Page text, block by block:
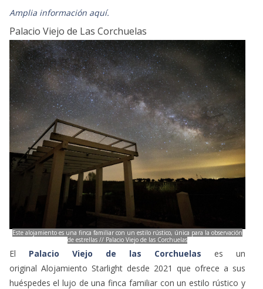
Amplia información aquí.
Palacio Viejo de Las Corchuelas
Este alojamiento es una finca familiar con un estilo rústico, única para la observación
de estrellas // Palacio Viejo de las Corchuelas
El Palacio Viejo de las Corchuelas es un
original Alojamiento Starlight desde 2021 que ofrece a sus
huéspedes el lujo de una finca familiar con un estilo rústico y